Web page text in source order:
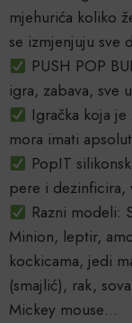
mjehurića koliko
se izmjenjuju sve
PUSH POP
igra, zabava, sve
Igračka koja
mora imati
PopIT
pere i dezinficira,
Razni modeli:
Minion, leptir,
kockicama, jedi
(smajlić), rak,
Mickey mouse…